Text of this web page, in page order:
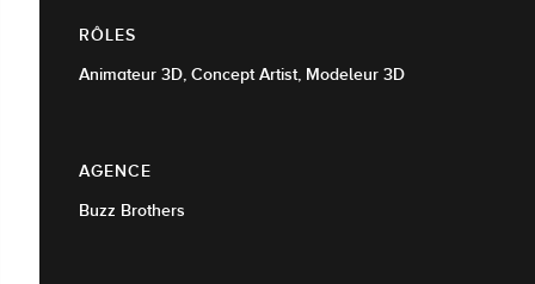
RÔLES
Animateur 3D, Concept Artist, Modeleur 3D
AGENCE
Buzz Brothers